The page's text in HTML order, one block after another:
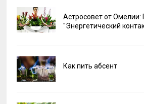
Астросовет от Омелии:
"Энергетический
Как пить абсент